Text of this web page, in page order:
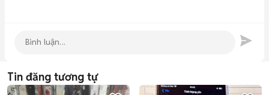
Tin đăng tương tự